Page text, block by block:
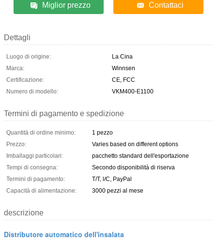
Miglior prezzo Contattaci
Dettagli
Luogo di origine:
La Cina
Marca:
Winnsen
Certificazione:
CE, FCC
Numero di modello:
VKM400-E1100
Termini di pagamento e spedizione
Quantità di ordine minimo:
1 pezzo
Prezzo:
Varies based on different options
Imballaggi particolari:
pacchetto standard dell'esportazione
Tempi di consegna:
Secondo disponibilità di riserva
Termini di pagamento:
T/T, l/C, PayPal
Capacità di alimentazione:
3000 pezzi al mese
descrizione
Distributore automatico dell'insalata